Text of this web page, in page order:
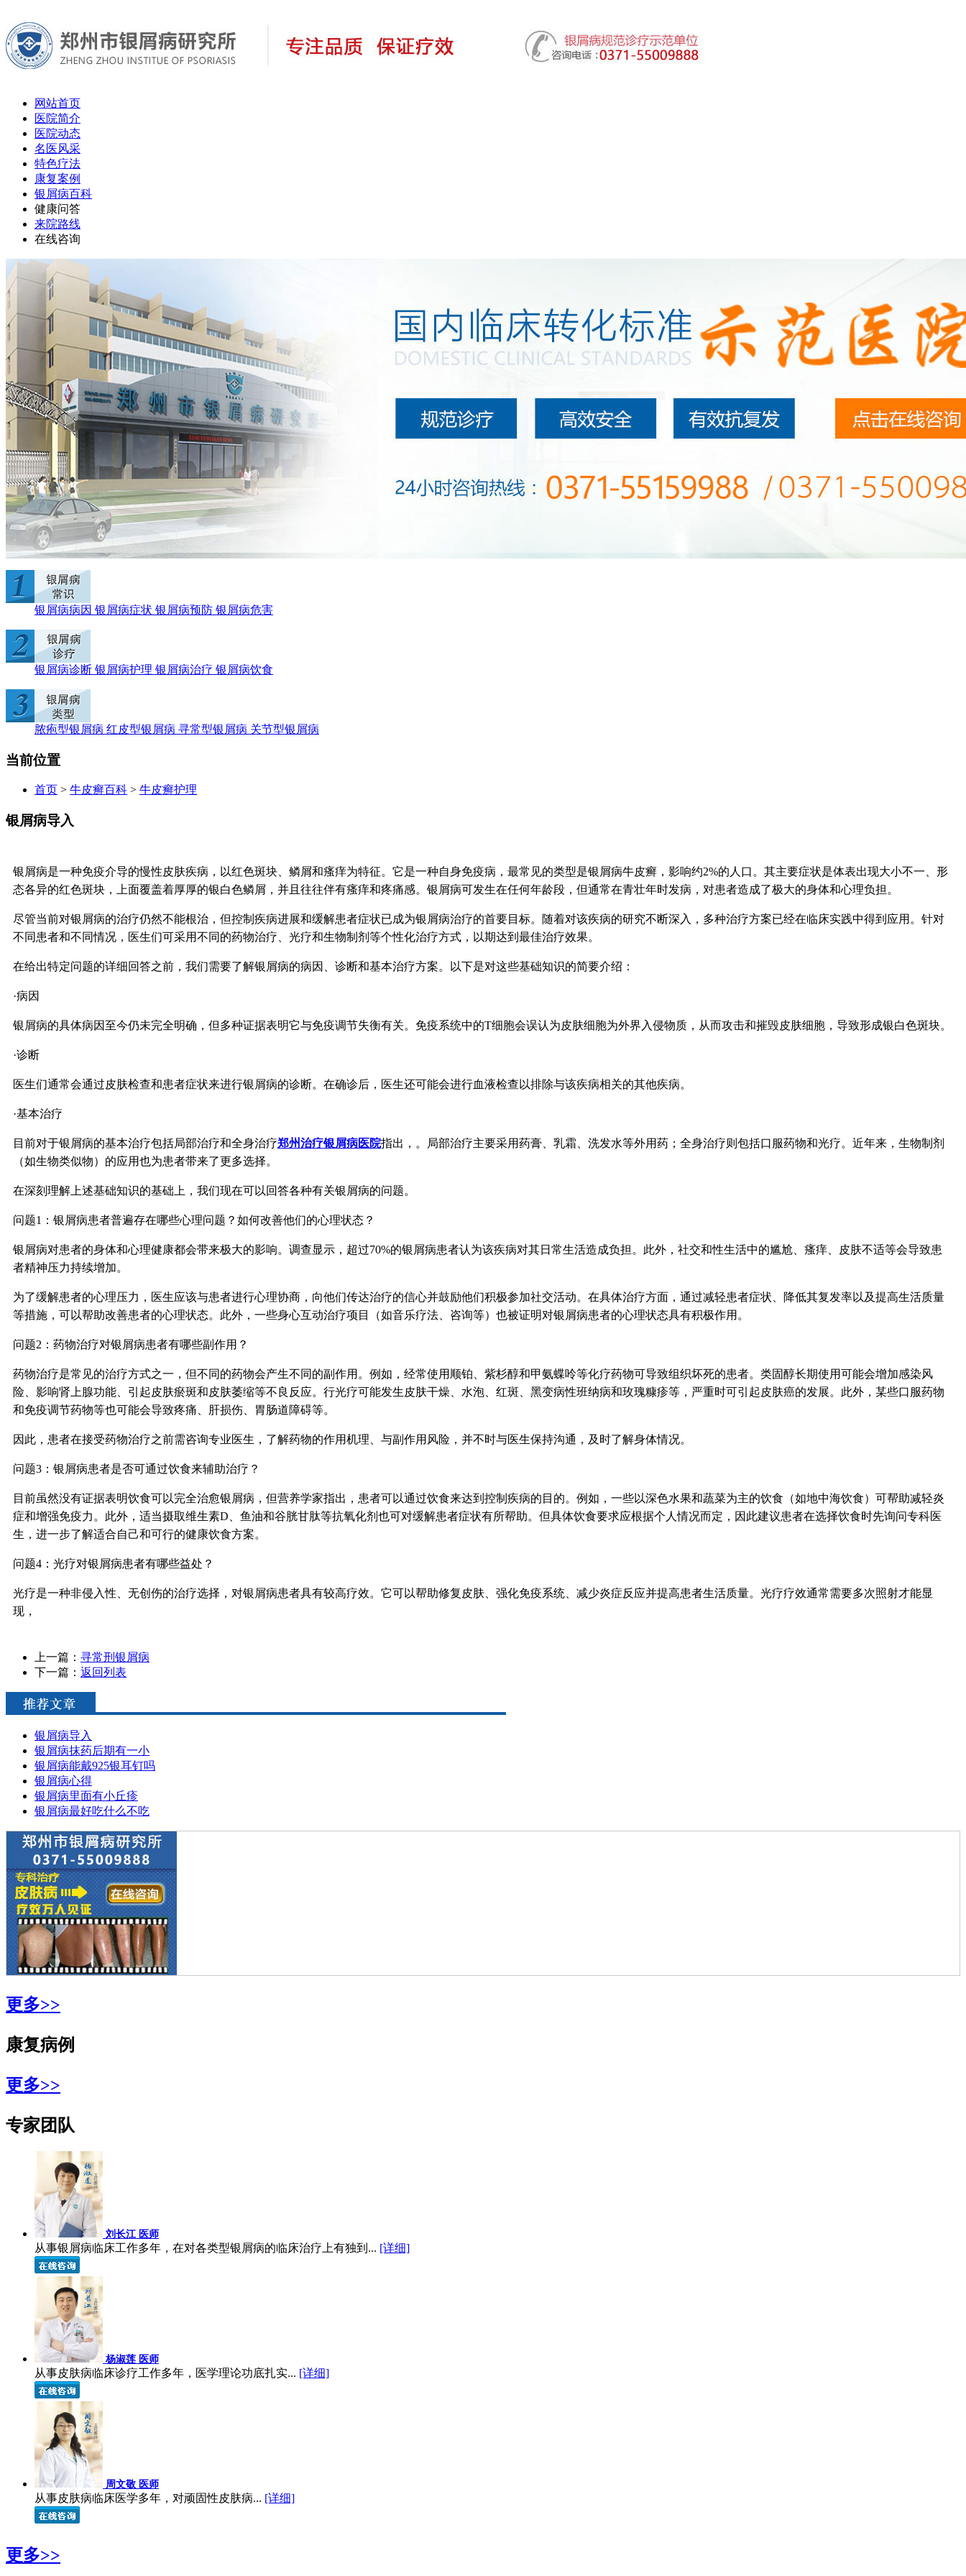
网站首页
医院简介
医院动态
名医风采
特色疗法
康复案例
银屑病百科
健康问答
来院路线
在线咨询
银屑病病因 银屑病症状 银屑病预防 银屑病危害
银屑病诊断 银屑病护理 银屑病治疗 银屑病饮食
脓疱型银屑病 红皮型银屑病 寻常型银屑病 关节型银屑病
当前位置
首页 > 牛皮癣百科 > 牛皮癣护理
银屑病导入
银屑病是一种免疫介导的慢性皮肤疾病，以红色斑块、鳞屑和瘙痒为特征。它是一种自身免疫病，最常见的类型是银屑病牛皮癣，影响约2%的人口。其主要症状是体表出现大小不一、形
态各异的红色斑块，上面覆盖着厚厚的银白色鳞屑，并且往往伴有瘙痒和疼痛感。银屑病可发生在任何年龄段，但通常在青壮年时发病，对患者造成了极大的身体和心理负担。
尽管当前对银屑病的治疗仍然不能根治，但控制疾病进展和缓解患者症状已成为银屑病治疗的首要目标。随着对该疾病的研究不断深入，多种治疗方案已经在临床实践中得到应用。针对
不同患者和不同情况，医生们可采用不同的药物治疗、光疗和生物制剂等个性化治疗方式，以期达到最佳治疗效果。
在给出特定问题的详细回答之前，我们需要了解银屑病的病因、诊断和基本治疗方案。以下是对这些基础知识的简要介绍：
·病因
银屑病的具体病因至今仍未完全明确，但多种证据表明它与免疫调节失衡有关。免疫系统中的T细胞会误认为皮肤细胞为外界入侵物质，从而攻击和摧毁皮肤细胞，导致形成银白色斑块。
·诊断
医生们通常会通过皮肤检查和患者症状来进行银屑病的诊断。在确诊后，医生还可能会进行血液检查以排除与该疾病相关的其他疾病。
·基本治疗
目前对于银屑病的基本治疗包括局部治疗和全身治疗郑州治疗银屑病医院指出，。局部治疗主要采用药膏、乳霜、洗发水等外用药；全身治疗则包括口服药物和光疗。近年来，生物制剂
（如生物类似物）的应用也为患者带来了更多选择。
在深刻理解上述基础知识的基础上，我们现在可以回答各种有关银屑病的问题。
问题1：银屑病患者普遍存在哪些心理问题？如何改善他们的心理状态？
银屑病对患者的身体和心理健康都会带来极大的影响。调查显示，超过70%的银屑病患者认为该疾病对其日常生活造成负担。此外，社交和性生活中的尴尬、瘙痒、皮肤不适等会导致患
者精神压力持续增加。
为了缓解患者的心理压力，医生应该与患者进行心理协商，向他们传达治疗的信心并鼓励他们积极参加社交活动。在具体治疗方面，通过减轻患者症状、降低其复发率以及提高生活质量
等措施，可以帮助改善患者的心理状态。此外，一些身心互动治疗项目（如音乐疗法、咨询等）也被证明对银屑病患者的心理状态具有积极作用。
问题2：药物治疗对银屑病患者有哪些副作用？
药物治疗是常见的治疗方式之一，但不同的药物会产生不同的副作用。例如，经常使用顺铂、紫杉醇和甲氨蝶呤等化疗药物可导致组织坏死的患者。类固醇长期使用可能会增加感染风
险、影响肾上腺功能、引起皮肤瘀斑和皮肤萎缩等不良反应。行光疗可能发生皮肤干燥、水泡、红斑、黑变病性班纳病和玫瑰糠疹等，严重时可引起皮肤癌的发展。此外，某些口服药物
和免疫调节药物等也可能会导致疼痛、肝损伤、胃肠道障碍等。
因此，患者在接受药物治疗之前需咨询专业医生，了解药物的作用机理、与副作用风险，并不时与医生保持沟通，及时了解身体情况。
问题3：银屑病患者是否可通过饮食来辅助治疗？
目前虽然没有证据表明饮食可以完全治愈银屑病，但营养学家指出，患者可以通过饮食来达到控制疾病的目的。例如，一些以深色水果和蔬菜为主的饮食（如地中海饮食）可帮助减轻炎
症和增强免疫力。此外，适当摄取维生素D、鱼油和谷胱甘肽等抗氧化剂也可对缓解患者症状有所帮助。但具体饮食要求应根据个人情况而定，因此建议患者在选择饮食时先询问专科医
生，进一步了解适合自己和可行的健康饮食方案。
问题4：光疗对银屑病患者有哪些益处？
光疗是一种非侵入性、无创伤的治疗选择，对银屑病患者具有较高疗效。它可以帮助修复皮肤、强化免疫系统、减少炎症反应并提高患者生活质量。光疗疗效通常需要多次照射才能显
现，
上一篇： 寻常刑银屑病
下一篇： 返回列表
银屑病导入
银屑病抹药后期有一小
银屑病能戴925银耳钉吗
银屑病心得
银屑病里面有小丘疹
银屑病最好吃什么不吃
更多>>
康复病例
更多>>
专家团队
刘长江 医师
从事银屑病临床工作多年，在对各类型银屑病的临床治疗上有独到... [详细]
杨淑莲 医师
从事皮肤病临床诊疗工作多年，医学理论功底扎实... [详细]
周文敬 医师
从事皮肤病临床医学多年，对顽固性皮肤病... [详细]
更多>>